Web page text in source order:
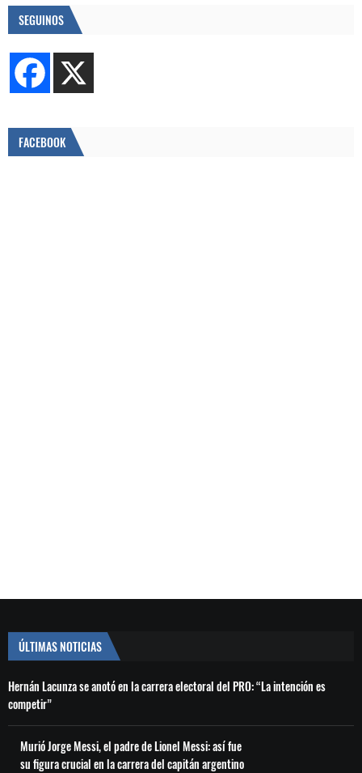
SEGUINOS
FACEBOOK
ÚLTIMAS NOTICIAS
Hernán Lacunza se anotó en la carrera electoral del PRO: “La intención es
competir”
Murió Jorge Messi, el padre de Lionel Messi: así fue
su figura crucial en la carrera del capitán argentino